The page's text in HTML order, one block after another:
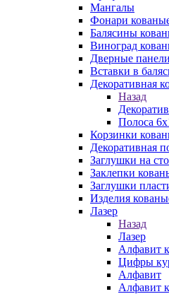
Мангалы
Фонари
Балясины
Виноград
Дверные
Вставки в
Декоративная
Назад
Полоса
Корзинки
Декоративная
Заглушки на
Заклепки
Заглушки
Изделия
Лазер
Назад
Лазер
Алфавит
Цифры
Алфавит
Алфавит